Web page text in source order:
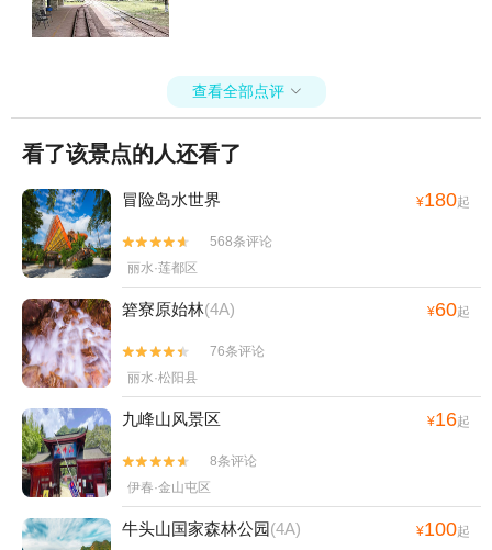
游度假区+追浪漂流+丽水蝴蝶谷(城市花
园)+丽水景宁云耕生活旅游区+缙云笕川花海
+蛟龙大峡谷+双童山景区+丽水本地玩乐+松
阴溪景区+丽水华东药用植物园+那云温泉度
假村悬崖上的天空之城+瓯江源漂流+千鹦鸟
号码头+黄龙城市森林公园1日游
查看全部点评 
看了该景点的人还看了
冒险岛水世界 ¥180起


568条评论
丽水·莲都区
箬寮原始林(4A) ¥60起


76条评论
丽水·松阳县
九峰山风景区 ¥16起


8条评论
伊春·金山屯区
牛头山国家森林公园(4A) ¥100起